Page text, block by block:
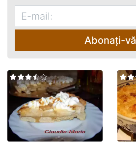
Abonați-vă